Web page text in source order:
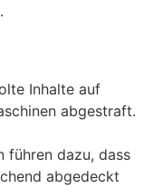
Inhalte auf
abgestraft.
führen dazu, dass
abgedeckt